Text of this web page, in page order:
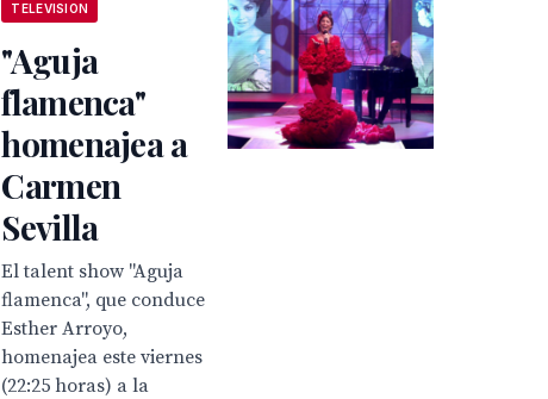
TELEVISION
"Aguja
flamenca"
homenajea a
Carmen
Sevilla
El talent show "Aguja
flamenca", que conduce
Esther Arroyo,
homenajea este viernes
(22:25 horas) a la